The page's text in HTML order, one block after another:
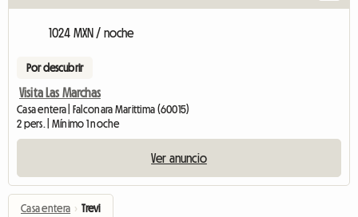
1024 MXN / noche
Por descubrir
Visita Las Marchas
Casa entera | Falconara Marittima (60015)
2 pers. | Mínimo 1 noche
Ver anuncio
Casa entera › Trevi